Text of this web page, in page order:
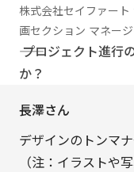
株式会社セイファー
画セクション マネー
―― プロジェクト進
か？
長澤さん
デザインのトンマ
（注：イラストや